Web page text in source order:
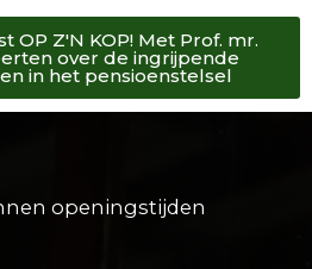
OP Z'N KOP! Met Prof. mr.
over de ingrijpende
in het pensioenstelsel
openingstijden